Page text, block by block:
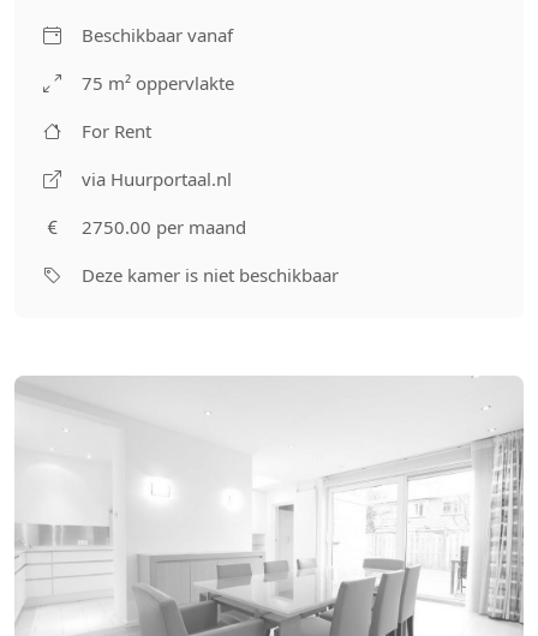
Beschikbaar vanaf
75 m² oppervlakte
For Rent
via Huurportaal.nl
2750.00 per maand
Deze kamer is niet beschikbaar